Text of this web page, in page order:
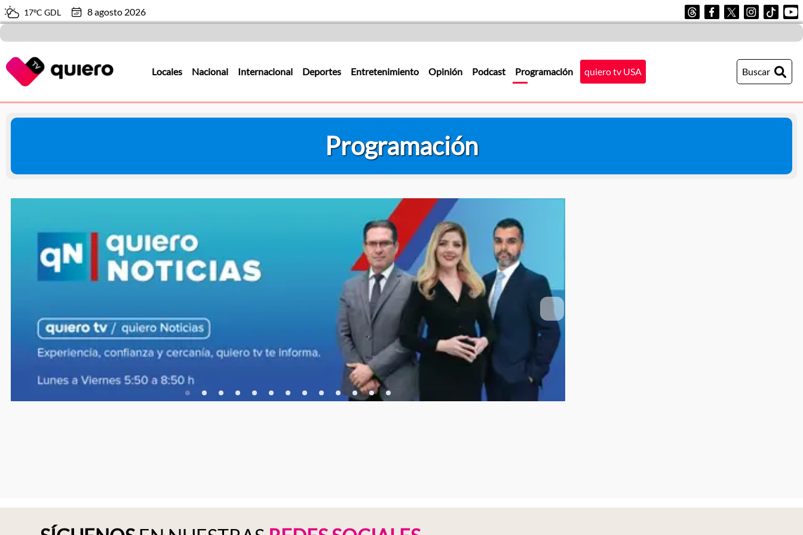
17ºC GDL 8 agosto 2026
Locales Nacional Internacional Deportes Entretenimiento Opinión Podcast Programación quiero tv USA Buscar
Programación